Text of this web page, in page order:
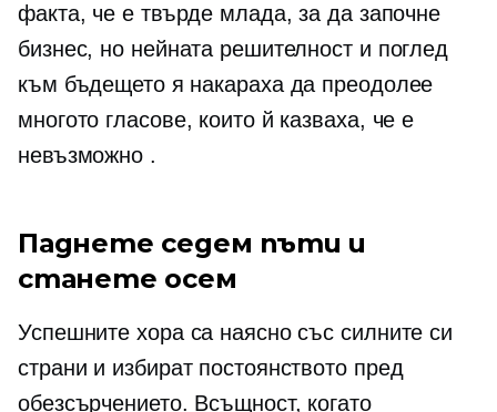
факта, че е твърде млада, за да започне
бизнес, но нейната решителност и поглед
към бъдещето я накараха да преодолее
многото гласове, които й казваха, че е
невъзможно .
Паднете седем пъти и
станете осем
Успешните хора са наясно със силните си
страни и избират постоянството пред
обезсърчението. Всъщност, когато